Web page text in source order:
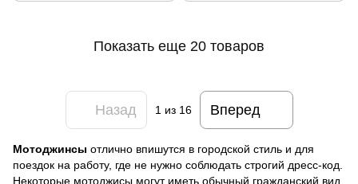
Показать еще 20 товаров
Назад 1из 16 Вперед
Мотоджинсы отлично впишутся в городской стиль и для
поездок на работу, где не нужно соблюдать строгий дресс-код.
Некоторые мотоджисы могут иметь обычный гражданский вид,